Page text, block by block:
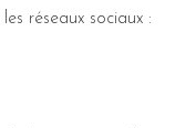
réseaux sociaux :